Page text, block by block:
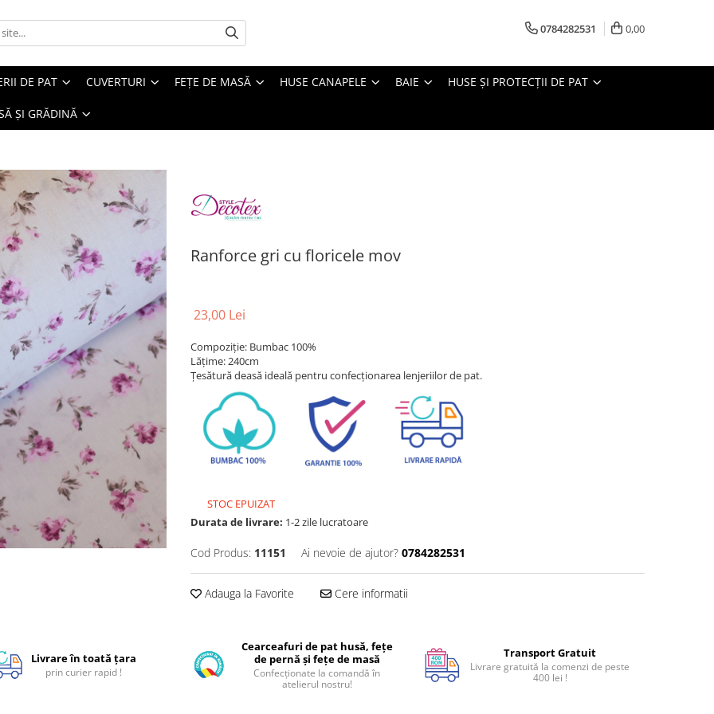
0784282531 0,00
DE PAT CUVERTURI FEȚE DE MASĂ HUSE CANAPELE BAIE HUSE ȘI PROTECȚII DE PAT
ȘI GRĂDINĂ
Ranforce gri cu floricele mov
23,00 Lei
Compoziție: Bumbac 100%
Lățime: 240cm
Țesătură deasă ideală pentru confecționarea lenjeriilor de pat.
STOC EPUIZAT
Durata de livrare: 1-2 zile lucratoare
Cod Produs: 11151 Ai nevoie de ajutor? 0784282531
Adauga la Favorite Cere informatii
Livrare în toată țara
prin curier rapid !
Cearceafuri de pat husă, fețe
de pernă și fețe de masă
Confecționate la comandă în
atelierul nostru!
Transport Gratuit
Livrare gratuită la comenzi de peste
400 lei !